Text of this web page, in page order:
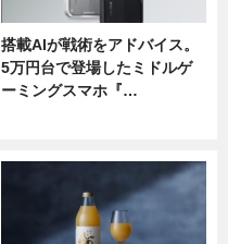
搭載AIが戦術をアドバイス。
5万円台で登場したミドルゲ
ーミングスマホ『…